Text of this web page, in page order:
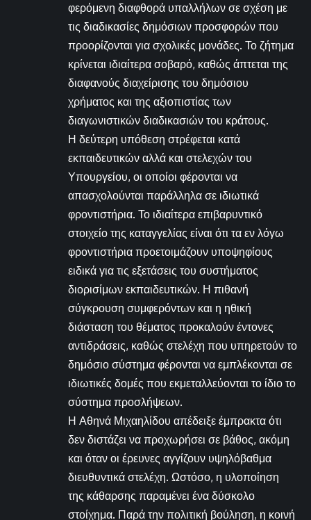
φερόμενη διαφθορά υπαλλήλων σε σχέση με
τις διαδικασίες δημόσιων προσφορών που
προορίζονται για σχολικές μονάδες. Το ζήτημα
κρίνεται ιδιαίτερα σοβαρό, καθώς άπτεται της
διαφανούς διαχείρισης του δημόσιου
χρήματος και της αξιοπιστίας των
διαγωνιστικών διαδικασιών του κράτους.
Η δεύτερη υπόθεση στρέφεται κατά
εκπαιδευτικών αλλά και στελεχών του
Υπουργείου, οι οποίοι φέρονται να
απασχολούνται παράλληλα σε ιδιωτικά
φροντιστήρια. Το ιδιαίτερα επιβαρυντικό
στοιχείο της καταγγελίας είναι ότι τα εν λόγω
φροντιστήρια προετοιμάζουν υποψηφίους
ειδικά για τις εξετάσεις του συστήματος
διορισίμων εκπαιδευτικών. Η πιθανή
σύγκρουση συμφερόντων και η ηθική
διάσταση του θέματος προκαλούν έντονες
αντιδράσεις, καθώς στελέχη που υπηρετούν το
δημόσιο σύστημα φέρονται να εμπλέκονται σε
ιδιωτικές δομές που εκμεταλλεύονται το ίδιο το
σύστημα προσλήψεων.
Η Αθηνά Μιχαηλίδου απέδειξε έμπρακτα ότι
δεν διστάζει να προχωρήσει σε βάθος, ακόμη
και όταν οι έρευνες αγγίζουν υψηλόβαθμα
διευθυντικά στελέχη. Ωστόσο, η υλοποίηση
της κάθαρσης παραμένει ένα δύσκολο
στοίχημα. Παρά την πολιτική βούληση, η κοινή